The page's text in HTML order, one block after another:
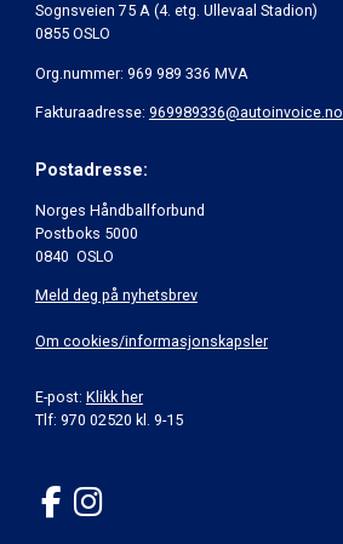
Sognsveien 75 A (4. etg. Ullevaal Stadion)
0855 OSLO
Org.nummer: 969 989 336 MVA
Fakturaadresse: 969989336@autoinvoice.no
Postadresse:
Norges Håndballforbund
Postboks 5000
0840 OSLO
Meld deg på nyhetsbrev
Om cookies/informasjonskapsler
E-post: Klikk her
Tlf: 970 02520 kl. 9-15